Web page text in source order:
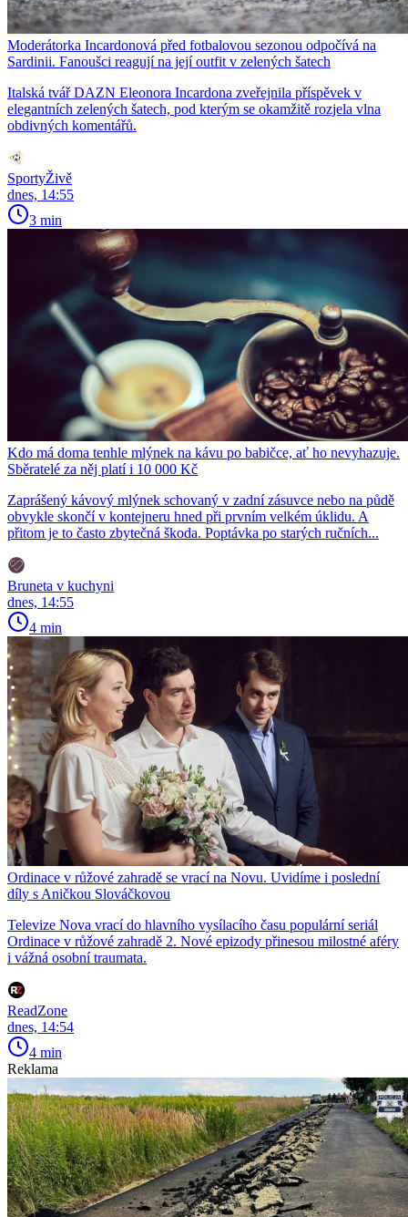
Moderátorka Incardonová před fotbalovou sezonou odpočívá na
Sardinii. Fanoušci reagují na její outfit v zelených šatech
Italská tvář DAZN Eleonora Incardona zveřejnila příspěvek v
elegantních zelených šatech, pod kterým se okamžitě rozjela vlna
obdivných komentářů.
SportyŽivě
dnes, 14:55
3 min
Kdo má doma tenhle mlýnek na kávu po babičce, ať ho nevyhazuje.
Sběratelé za něj platí i 10 000 Kč
Zaprášený kávový mlýnek schovaný v zadní zásuvce nebo na půdě
obvykle skončí v kontejneru hned při prvním velkém úklidu. A
přitom je to často zbytečná škoda. Poptávka po starých ručních...
Bruneta v kuchyni
dnes, 14:55
4 min
Ordinace v růžové zahradě se vrací na Novu. Uvidíme i poslední
díly s Aničkou Slováčkovou
Televize Nova vrací do hlavního vysílacího času populární seriál
Ordinace v růžové zahradě 2. Nové epizody přinesou milostné aféry
i vážná osobní traumata.
ReadZone
dnes, 14:54
4 min
Reklama